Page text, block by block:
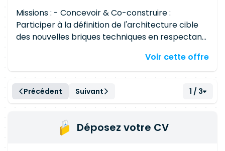
Missions : - Concevoir & Co-construire :
Participer à la définition de l'architecture cible
des nouvelles briques techniques en respectant
domaines bancaires. - Automatiser
configurer la nouvelle solution de manière
industrielle et automatisée sur nos différents
du marché. - Intégrer : Connecter la nouvelle
solution avec l'écosystème de notre Système
Voir cette offre
Précédent Suivant 1 / 3
Déposez votre CV